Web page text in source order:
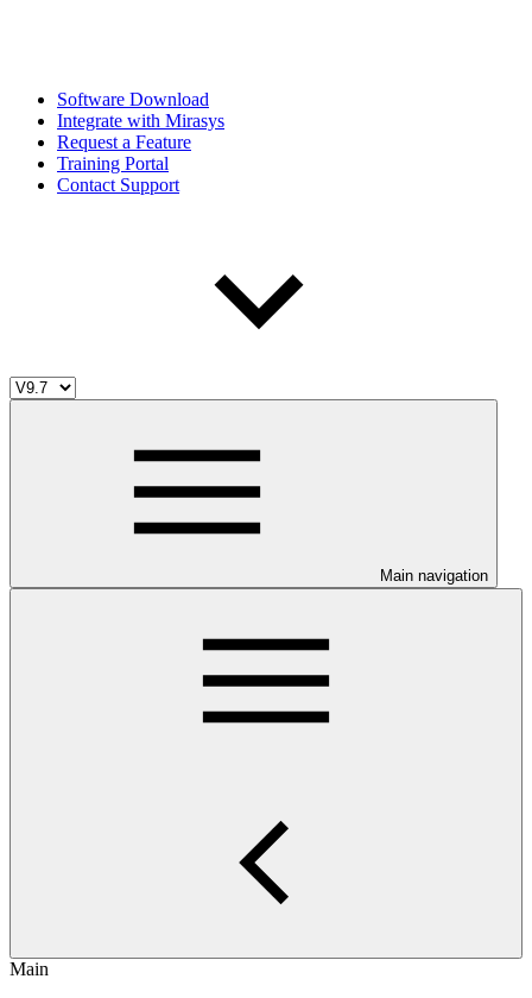
Software Download
Integrate with Mirasys
Request a Feature
Training Portal
Contact Support
Main navigation
Main